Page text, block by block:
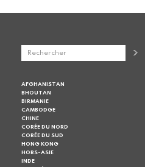
AFGHANISTAN
BHOUTAN
BIRMANIE
CAMBODGE
CHINE
CORÉE DU NORD
CORÉE DU SUD
HONG KONG
HORS-ASIE
INDE